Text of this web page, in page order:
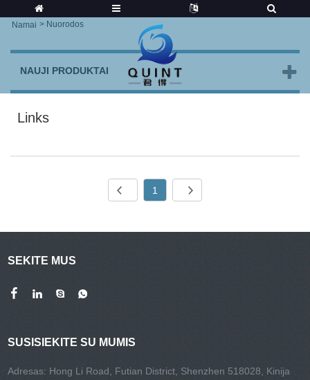
Namai > Nuorodos
NAUJI PRODUKTAI
Links
1
SEKITE MUS
SUSISIEKITE SU MUMIS
Adresas: Hong Li Road, Futian District, Shenzhen 518028, Kinija